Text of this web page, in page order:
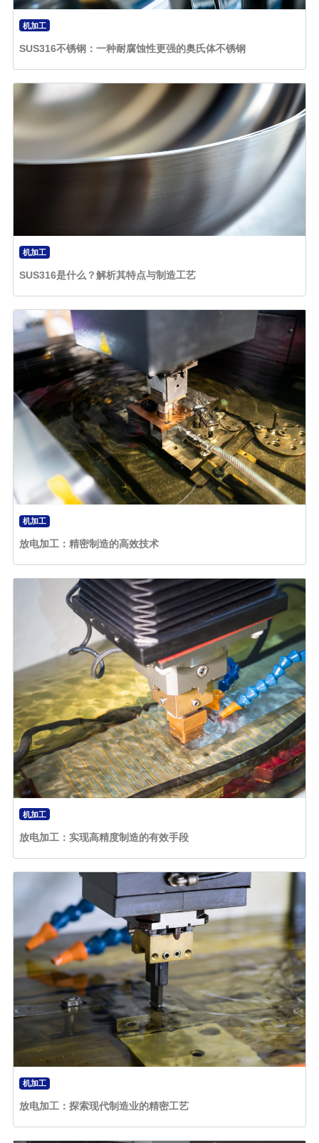
机加工
SUS316不锈钢：一种耐腐蚀性更强的奥氏体不锈钢
机加工
SUS316是什么？解析其特点与制造工艺
机加工
放电加工：精密制造的高效技术
机加工
放电加工：实现高精度制造的有效手段
机加工
放电加工：探索现代制造业的精密工艺